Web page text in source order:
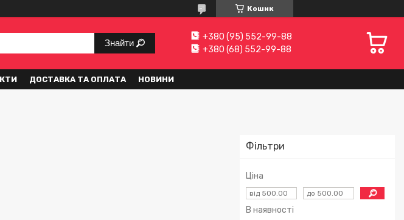
Кошик
Знайти
+380 (95) 552-99-88
+380 (68) 552-99-88
ДОСТАВКА ТА ОПЛАТА НОВИНИ
Фільтри
Ціна
В наявності